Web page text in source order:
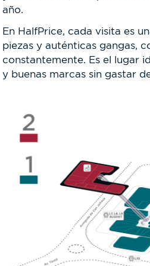
año.
En HalfPrice, cada visita es
piezas y auténticas gangas,
constantemente. Es el lugar
y buenas marcas sin gastar